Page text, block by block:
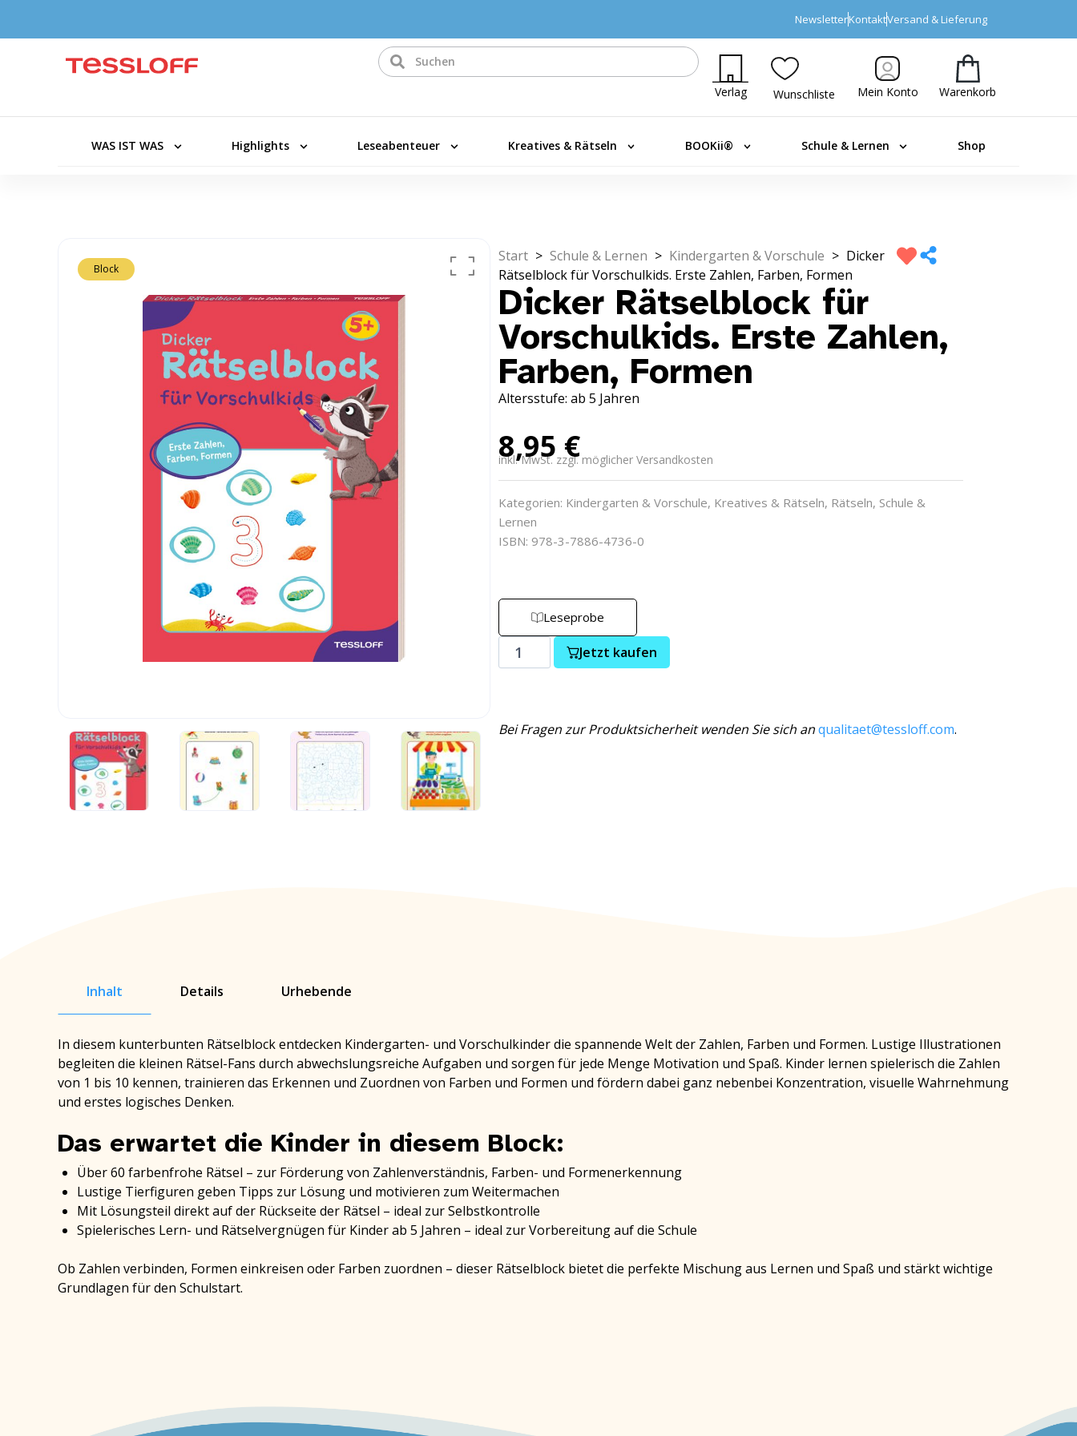
NewsletterKontaktVersand & Lieferung
Verlag Wunschliste Mein Konto Warenkorb
WAS IST WAS Highlights Leseabenteuer Kreatives & Rätseln BOOKii® Schule & Lernen Shop
Block
Start > Schule & Lernen > Kindergarten & Vorschule > Dicker
Rätselblock für Vorschulkids. Erste Zahlen, Farben, Formen
Dicker Rätselblock für
Vorschulkids. Erste Zahlen,
Farben, Formen
Altersstufe: ab 5 Jahren
8,95 €
inkl. MwSt. zzgl. möglicher Versandkosten
Kategorien: Kindergarten & Vorschule, Kreatives & Rätseln, Rätseln, Schule &
Lernen
ISBN: 978-3-7886-4736-0
Leseprobe
Jetzt kaufen
Bei Fragen zur Produktsicherheit wenden Sie sich anqualitaet@tessloff.com.
Inhalt Details Urhebende
In diesem kunterbunten Rätselblock entdecken Kindergarten- und Vorschulkinder die spannende Welt der Zahlen, Farben und Formen. Lustige Illustrationen
begleiten die kleinen Rätsel-Fans durch abwechslungsreiche Aufgaben und sorgen für jede Menge Motivation und Spaß. Kinder lernen spielerisch die Zahlen
von 1 bis 10 kennen, trainieren das Erkennen und Zuordnen von Farben und Formen und fördern dabei ganz nebenbei Konzentration, visuelle Wahrnehmung
und erstes logisches Denken.
Das erwartet die Kinder in diesem Block:
Über 60 farbenfrohe Rätsel – zur Förderung von Zahlenverständnis, Farben- und Formenerkennung
Lustige Tierfiguren geben Tipps zur Lösung und motivieren zum Weitermachen
Mit Lösungsteil direkt auf der Rückseite der Rätsel – ideal zur Selbstkontrolle
Spielerisches Lern- und Rätselvergnügen für Kinder ab 5 Jahren – ideal zur Vorbereitung auf die Schule
Ob Zahlen verbinden, Formen einkreisen oder Farben zuordnen – dieser Rätselblock bietet die perfekte Mischung aus Lernen und Spaß und stärkt wichtige
Grundlagen für den Schulstart.